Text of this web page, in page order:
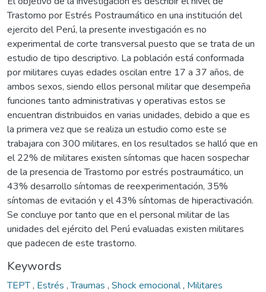
Trastorno por Estrés Postraumático en una institución del
ejercito del Perú, la presente investigación es no
experimental de corte transversal puesto que se trata de un
estudio de tipo descriptivo. La población está conformada
por militares cuyas edades oscilan entre 17 a 37 años, de
ambos sexos, siendo ellos personal militar que desempeña
funciones tanto administrativas y operativas estos se
encuentran distribuidos en varias unidades, debido a que es
la primera vez que se realiza un estudio como este se
trabajara con 300 militares, en los resultados se halló que en
el 22% de militares existen síntomas que hacen sospechar
de la presencia de Trastorno por estrés postraumático, un
43% desarrollo síntomas de reexperimentación, 35%
síntomas de evitación y el 43% síntomas de hiperactivación.
Se concluye por tanto que en el personal militar de las
unidades del ejército del Perú evaluadas existen militares
que padecen de este trastorno.
Keywords
TEPT, Estrés ,Traumas , Shock emocional, Militares